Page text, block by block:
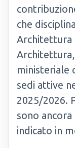
che
Architettura
ministeriale
sedi attive
2025/2026.
sono
indicato in